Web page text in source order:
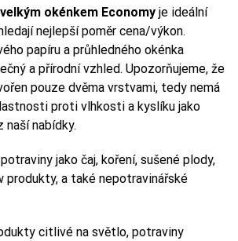
okénkem Economy je ideální
nejlepší poměr cena/výkon.
papíru a průhledného okénka
a přírodní vzhled. Upozorňujeme, že
pouze dvěma vrstvami, tedy nemá
proti vlhkosti a kyslíku jako
nabídky.
jako čaj, koření, sušené plody,
produkty, a také nepotravinářské
citlivé na světlo, potraviny